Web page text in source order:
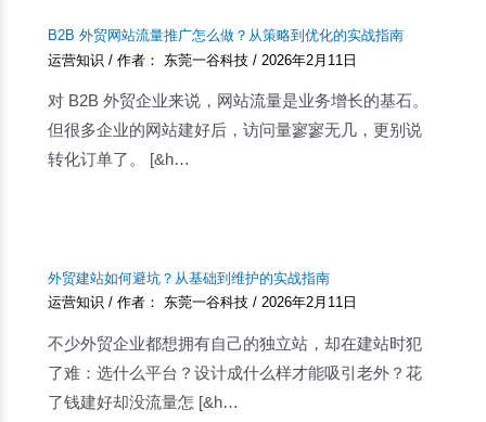
B2B 外贸网站流量推广怎么做？从策略到优化的实战指南
运营知识 / 作者： 东莞一谷科技/ 2026年2月11日
对 B2B 外贸企业来说，网站流量是业务增长的基石。
但很多企业的网站建好后，访问量寥寥无几，更别说
转化订单了。 [&h…
外贸建站如何避坑？从基础到维护的实战指南
运营知识 / 作者： 东莞一谷科技/2026年2月11日
不少外贸企业都想拥有自己的独立站，却在建站时犯
了难：选什么平台？设计成什么样才能吸引老外？花
了钱建好却没流量怎 [&h…